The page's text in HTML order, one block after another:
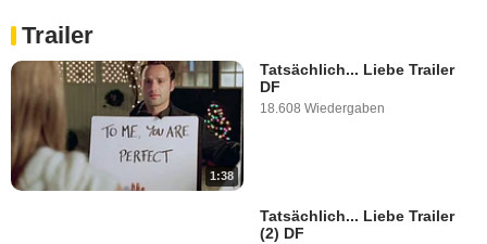
Trailer
1:38
Tatsächlich... Liebe Trailer
DF
18.608 Wiedergaben
Tatsächlich... Liebe Trailer
(2) DF